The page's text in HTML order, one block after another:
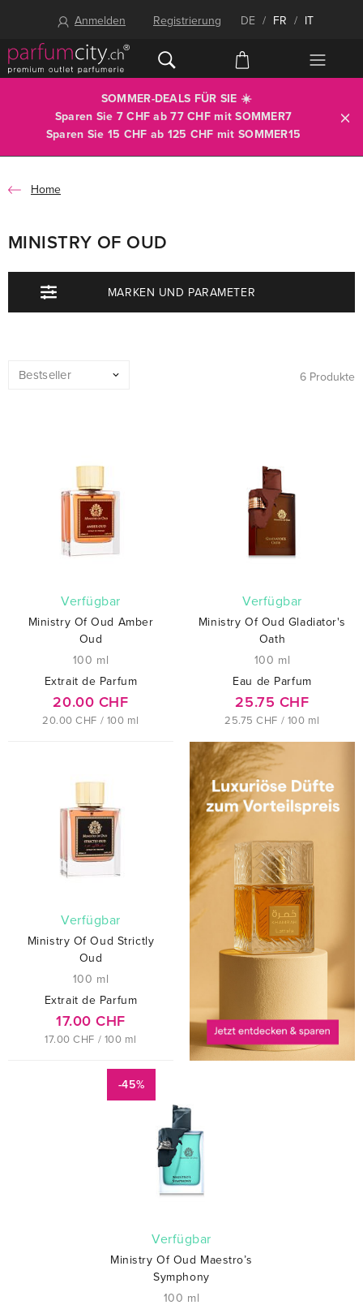
Anmelden Registrierung DE / FR / IT
SOMMER-DEALS FÜR SIE ☀️
Sparen Sie 7 CHF ab 77 CHF mitSOMMER7
Sparen Sie 15 CHF ab 125 CHF mit SOMMER15
Home
MINISTRY OF OUD
MARKEN UND PARAMETER
6 Produkte
verfügbar
Ministry Of Oud Amber
Oud
100 ml
Extrait de Parfum
20.00 CHF
20.00 CHF / 100 ml
verfügbar
Ministry Of Oud Gladiator's
Oath
100 ml
Eau de Parfum
25.75 CHF
25.75 CHF / 100 ml
verfügbar
Ministry Of Oud Strictly
Oud
100 ml
Extrait de Parfum
17.00 CHF
17.00 CHF / 100 ml
-45%
verfügbar
Ministry Of Oud Maestro’s
Symphony
100 ml